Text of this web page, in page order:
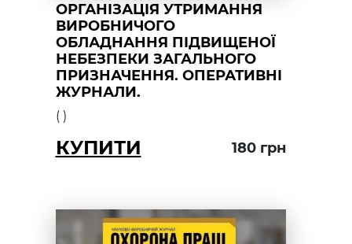
ОРГАНІЗАЦІЯ УТРИМАННЯ
ВИРОБНИЧОГО
ОБЛАДНАННЯ ПІДВИЩЕНОЇ
НЕБЕЗПЕКИ ЗАГАЛЬНОГО
ПРИЗНАЧЕННЯ. ОПЕРАТИВНІ
ЖУРНАЛИ.
( )
КУПИТИ 180грн